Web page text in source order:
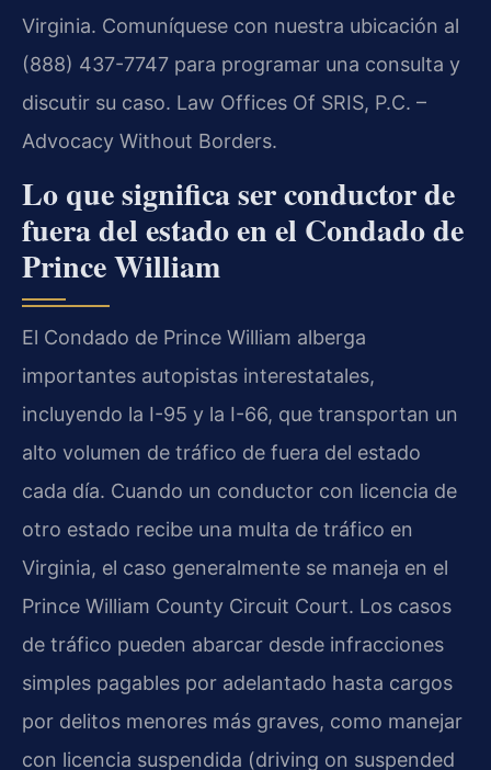
Virginia. Comuníquese con nuestra ubicación al
(888) 437-7747 para programar una consulta y
discutir su caso. Law Offices Of SRIS, P.C. –
Advocacy Without Borders.
Lo que significa ser conductor de
fuera del estado en el Condado de
Prince William
El Condado de Prince William alberga
importantes autopistas interestatales,
incluyendo la I-95 y la I-66, que transportan un
alto volumen de tráfico de fuera del estado
cada día. Cuando un conductor con licencia de
otro estado recibe una multa de tráfico en
Virginia, el caso generalmente se maneja en el
Prince William County Circuit Court. Los casos
de tráfico pueden abarcar desde infracciones
simples pagables por adelantado hasta cargos
por delitos menores más graves, como manejar
con licencia suspendida (driving on suspended